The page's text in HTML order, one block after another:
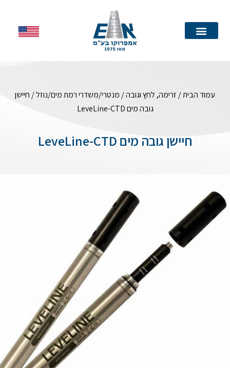
עמוד הבית/ זרימה, לחץ וגובה/ מנטרי/משדרי רמת מים/נוזל/ חיישן
גובה מים LeveLine-CTD
חיישן גובה מים LeveLine-CTD